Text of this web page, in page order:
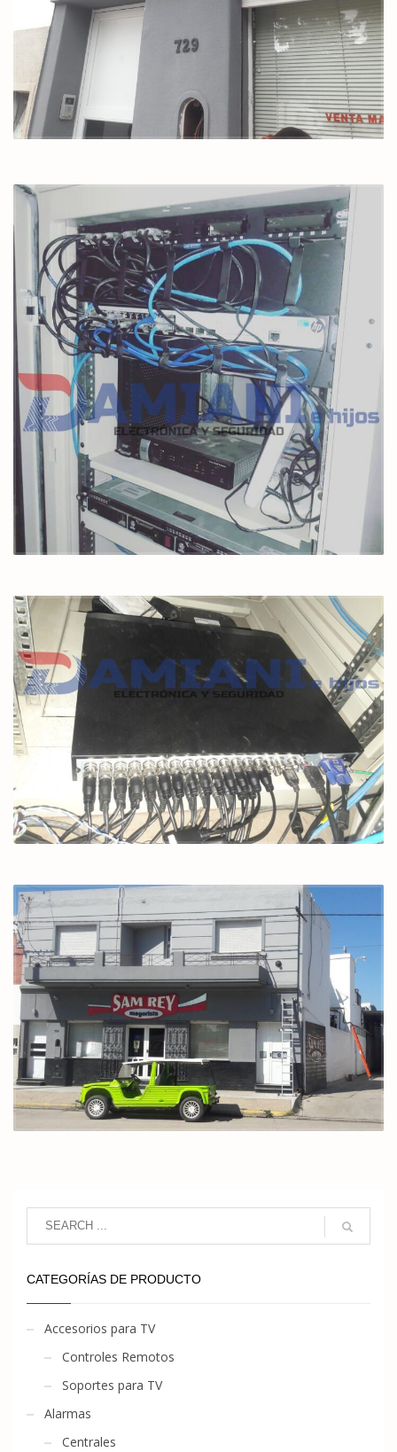
CATEGORÍAS DE PRODUCTO
Accesorios para TV
Controles Remotos
Soportes para TV
Alarmas
Centrales